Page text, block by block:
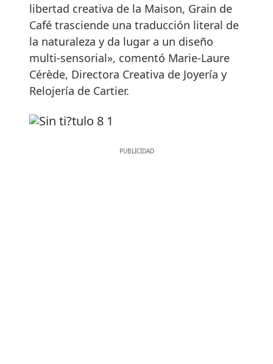
libertad creativa de la Maison, Grain de
Café trasciende una traducción literal de
la naturaleza y da lugar a un diseño
multi-sensorial», comentó Marie-Laure
Cérède, Directora Creativa de Joyería y
Relojería de Cartier.